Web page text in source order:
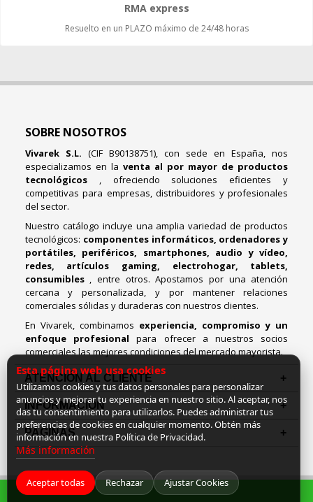
RMA express
Resuelto en un PLAZO máximo de 24/48 horas
SOBRE NOSOTROS
Vivarek S.L. (CIF B90138751), con sede en España, nos
especializamos en la venta al por mayor de productos
tecnológicos , ofreciendo soluciones eficientes y
competitivas para empresas, distribuidores y profesionales
del sector.
Nuestro catálogo incluye una amplia variedad de productos
tecnológicos: componentes informáticos, ordenadores y
portátiles, periféricos, smartphones, audio y vídeo,
redes, artículos gaming, electrohogar, tablets,
consumibles , entre otros. Apostamos por una atención
cercana y personalizada, y por mantener relaciones
comerciales sólidas y duraderas con nuestros clientes.
En Vivarek, combinamos experiencia, compromiso y un
enfoque profesionalpara ofrecer a nuestros socios
comerciales las mejores condiciones del mercado mayorista.
ATENCIÓN AL CLIENTE
INFORMACION
PAGINAS
Esta página web usa cookies
Utilizamos cookies y tus datos personales para personalizar
anuncios y mejorar tu experiencia en nuestro sitio. Al aceptar, nos
das tu consentimiento para utilizarlos. Puedes administrar tus
preferencias de cookies en cualquier momento. Obtén más
información en nuestra Política de Privacidad.
Más información
Aceptar todas Rechazar Ajustar Cookies